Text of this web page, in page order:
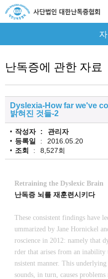
난독증에 관한 자료
Dyslexia-How far we've
밝혀진 것들-2
작성자
관리자
등록일
2016.05.20
조회
8,527회
Retraining the Dyslexic Brain
난독증 뇌를 재훈련시키다
These consistent findings have
ummarized by Jane Hornickel
roscience in 2012: namely that
rder that arises from an inability
nsistent manner. This
sounds, in turn, causes